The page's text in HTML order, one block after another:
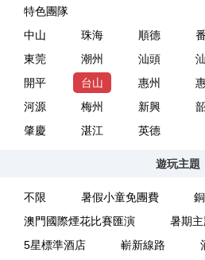
特色團隊
中山
珠海 順德
東莞
潮州 汕頭
開平
台山 惠州
河源
梅州 新興
肇慶
湛江 英德
遊玩主題
不限 暑假小童免團費
澳門國際煙花比賽匯演
暑期
5星標準酒店
嶄新線路